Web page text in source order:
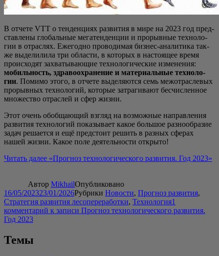
В отче­те VTT о тен­ден­ци­ях раз­ви­тия в мире на 2023 год пред­
став­ле­ны гло­баль­ные мега­тен­ден­ции и про­рыв­ные тех­но­ло­
гии в отрас­лях. Еже­год­но про­во­ди­мая биз­нес-ана­ли­ти­ка так­
же выде­ли­ли­ла три обла­сти, в кото­рых в насто­я­щее вре­мя
про­ис­хо­дят захва­ты­ва­ю­щие тех­но­ло­ги­че­ские изме­не­ния:
мобиль­ность, здра­во­охра­не­ние и мате­ри­аль­ные тех­но­ло­
гии. Поми­мо это­го, в отче­те выде­ля­ют­ся семь меж­от­рас­ле­вых
про­рыв­ных тех­но­ло­гий, кото­рые затра­ги­ва­ют бес­чис­лен­ное
мно­же­ство отрас­лей и сфер жизни.
Этот очень обоб­ща­ю­щий взгляд на воз­мож­ные направ­ле­ния
раз­ви­тия тех­но­ло­гий пока­зы­ва­ет какое боль­шое раз­но­об­ра­зие
задач реша­ет­ся и ещё пред­сто­ит решить в раз­ных сфе­рах
нашей жиз­ни. Какое поле дея­тель­но­сти открыто!
Читать далее «Про­гноз тех­но­ло­ги­че­ско­го раз­ви­тия. Год 2023»
Автор MikhailОпубликовано
16/05/202323/01/2026Рубрики Новости, Прогноз развития,
Стратегия развития лесопереработки, Технология1
комментарий к записи Прогноз технологического развития.
Год 2023
Темы